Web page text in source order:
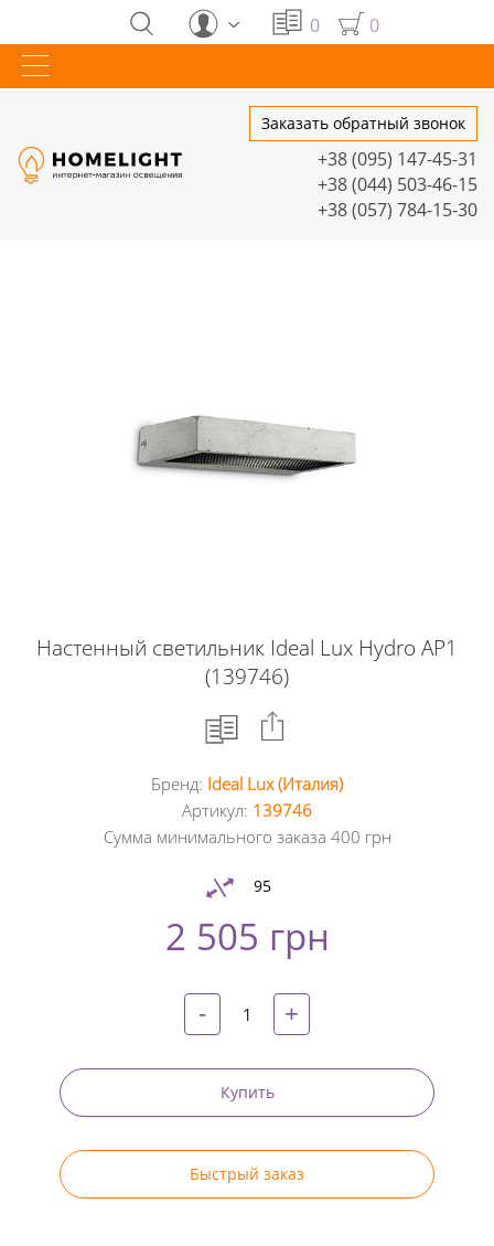
0 0
Заказать обратный звонок
+38 (095) 147-45-31
+38 (044) 503-46-15
+38 (057) 784-15-30
Настенный светильник Ideal Lux Hydro AP1
(139746)
Facebook
Twitter
Pinterest
Бренд: Ideal Lux (Италия)
Артикул: 139746
Сумма минимального заказа 400 грн
95
2 505 грн
- +
Купить
Быстрый заказ